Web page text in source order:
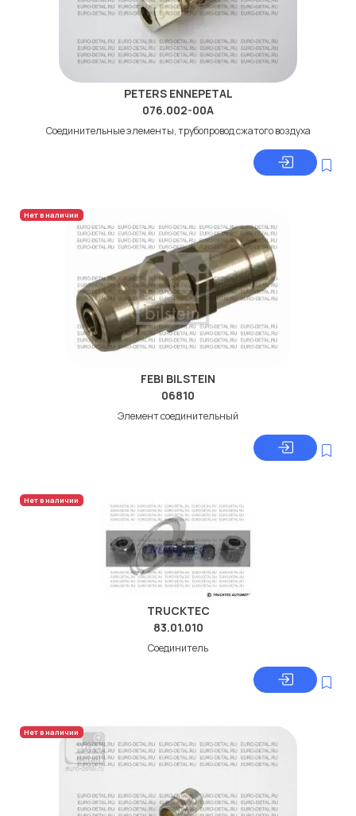
PETERS ENNEPETAL
076.002-00A
Соединительные элементы, трубопровод сжатого воздуха
Нет в наличии
FEBI BILSTEIN
06810
Элемент соединительный
Нет в наличии
TRUCKTEC
83.01.010
Соединитель
Нет в наличии